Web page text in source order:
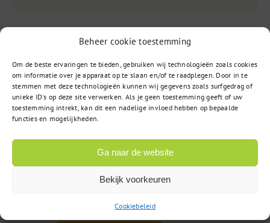
Beheer cookie toestemming
Om de beste ervaringen te bieden, gebruiken wij technologieën zoals cookies
om informatie over je apparaat op te slaan en/of te raadplegen. Door in te
stemmen met deze technologieën kunnen wij gegevens zoals surfgedrag of
unieke ID's op deze site verwerken. Als je geen toestemming geeft of uw
toestemming intrekt, kan dit een nadelige invloed hebben op bepaalde
functies en mogelijkheden.
Ga naar de website
Bekijk voorkeuren
Cookiebeleid
Vragen?
085 – 02 98 705
van 9:00u tot 17:00u